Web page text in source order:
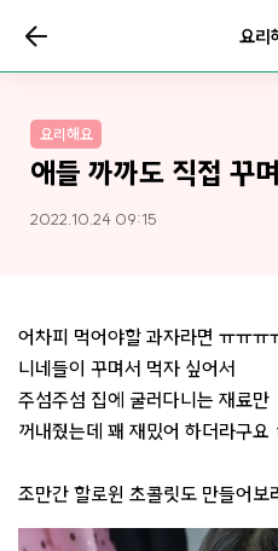
요리
요리해요
애들 까까도 직접 꾸
2022.10.24 09:15
어차피 먹어야할 과자라면 ㅠㅠㅠ
니네들이 꾸며서 먹자 싶어서
주섬주섬 집에 굴러다니는 재료만
꺼내줬는데 꽤 재밌어 하더라구요
조만간 할로윈 초콜릿도 만들어보